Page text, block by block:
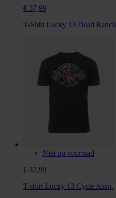
€ 37,99
T-Shirt Lucky 13 Dead Ranch
Niet op voorraad
€ 37,99
T-shirt Lucky 13 Cycle Assn.